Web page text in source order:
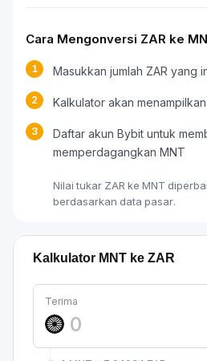
Cara Mengonversi ZAR ke
1 Masukkan jumlah ZAR yang
2 Kalkulator akan
3
Daftar akun Bybit untuk
memperdagangkan MNT
Nilai tukar ZAR ke MNT
berdasarkan data pasar.
Kalkulator MNT ke ZAR
Terima